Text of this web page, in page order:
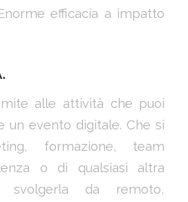
efficacia a impatto
alle attività che puoi
un evento digitale. Che si
formazione, team
o di qualsiasi altra
svolgerla da remoto,